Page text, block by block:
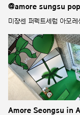
@amore sungsu
미쟝센 퍼펙트세럼 아모레
Amore Seongsu in